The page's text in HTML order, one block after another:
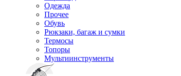
Одежда
Прочее
Обувь
Рюкзаки, багаж и сумки
Термосы
Топоры
Мультиинструменты